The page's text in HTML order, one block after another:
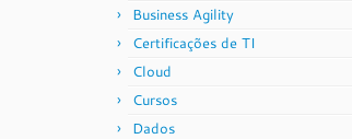
Business Agility
Certificações de TI
Cloud
Cursos
Dados